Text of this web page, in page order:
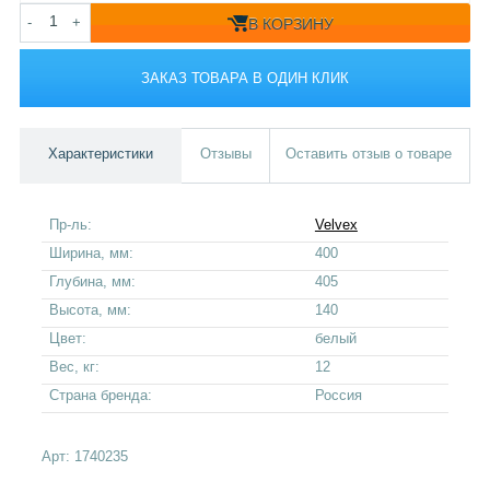
- + В КОРЗИНУ
ЗАКАЗ ТОВАРА В ОДИН КЛИК
Характеристики Отзывы Оставить отзыв о товаре
Пр-ль:
Velvex
Ширина, мм:
400
Глубина, мм:
405
Высота, мм:
140
Цвет:
белый
Вес, кг:
12
Страна бренда:
Россия
Арт: 1740235